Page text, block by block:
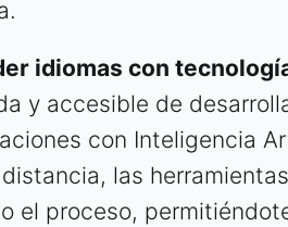
idiomas con
y accesible de
con Inteligencia
las
el proceso,